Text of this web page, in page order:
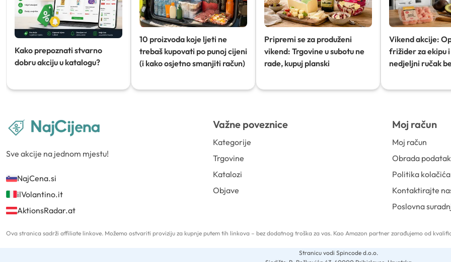
Kako prepoznati stvarno
dobru akciju u katalogu?
10 proizvoda koje ljeti ne
trebaš kupovati po punoj cijeni
(i kako osjetno smanjiti račun)
Pripremi se za produženi
vikend: Trgovine u subotu ne
rade, kupuj planski
Vikend akcije:
frižider za ekipu
nedjeljni ručak
Sve akcije na jednom mjestu!
NajCena.si
ilVolantino.it
AktionsRadar.at
Važne poveznice
Kategorije
Trgovine
Katalozi
Objave
Moj račun
Moj račun
Obrada
Politika kolačića
Kontaktirajte
Poslovna
Ova stranica sadrži affiliate linkove. Možemo ostvariti proviziju za kupnje putem tih linkova – bez dodatnog troška za vas. Kao Amazon partner zarađujemo od
Stranicu vodi Spincode d.o.o.